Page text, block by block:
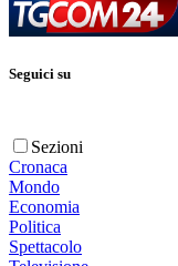
Seguici su
Sezioni
Cronaca
Mondo
Economia
Politica
Spettacolo